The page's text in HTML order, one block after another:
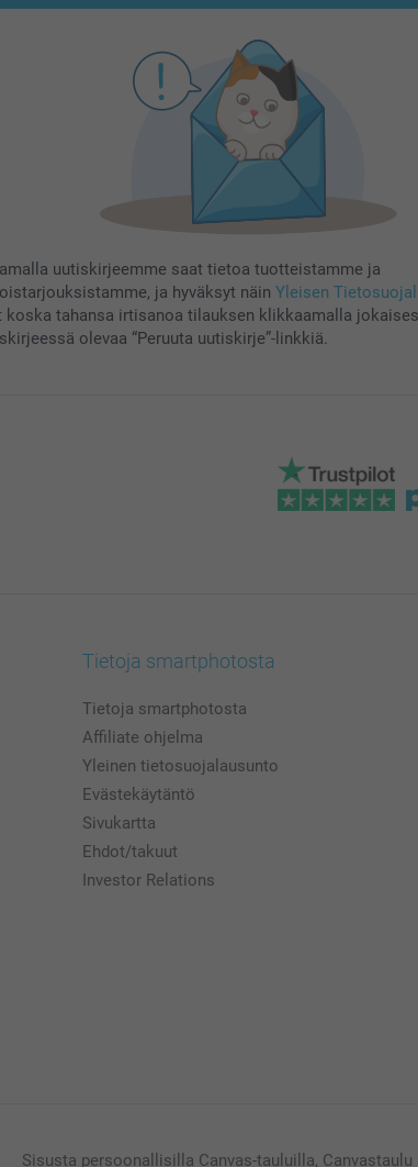
uutiskirjeemme saat tietoa tuotteistamme ja
ja hyväksyt näin Yleisen
koska tahansa irtisanoa tilauksen klikkaamalla
olevaa “Peruuta uutiskirje”-linkkiä.
Tietoja smartphotosta
Tietoja smartphotosta
Affiliate ohjelma
Yleinen tietosuojalausunto
Evästekäytäntö
Sivukartta
Ehdot/takuut
Investor Relations
Sisusta persoonallisilla Canvas-tauluilla, Canvastaulu